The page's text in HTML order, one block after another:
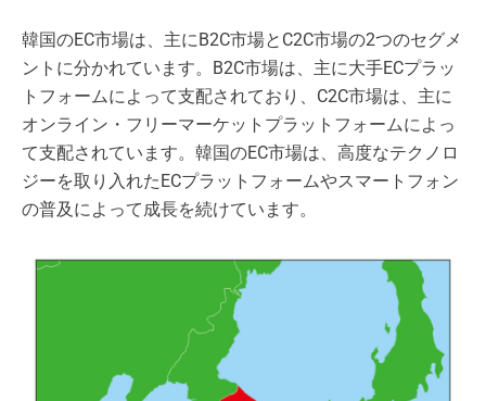
韓国のEC市場は、主にB2C市場とC2C市場の2つのセグメ
ントに分かれています。B2C市場は、主に大手ECプラッ
トフォームによって支配されており、C2C市場は、主に
オンライン・フリーマーケットプラットフォームによっ
て支配されています。韓国のEC市場は、高度なテクノロ
ジーを取り入れたECプラットフォームやスマートフォン
の普及によって成長を続けています。